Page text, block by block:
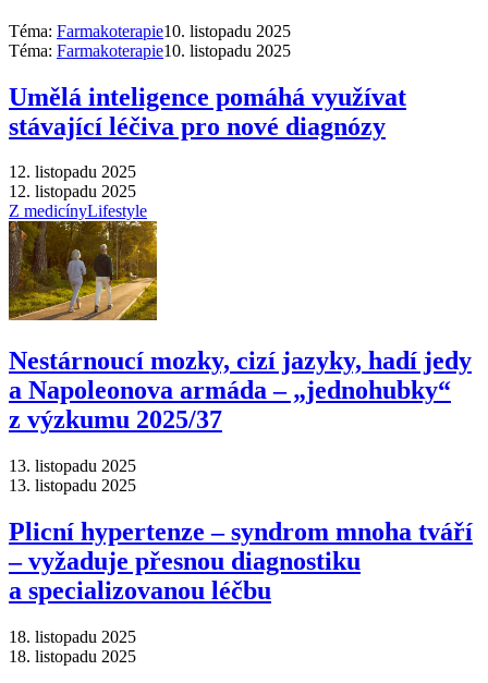
Téma: Farmakoterapie10. listopadu 2025
Téma: Farmakoterapie10. listopadu 2025
Umělá inteligence pomáhá využívat
stávající léčiva pro nové diagnózy
12. listopadu 2025
12. listopadu 2025
Z medicínyLifestyle
Nestárnoucí mozky, cizí jazyky, hadí jedy
a Napoleonova armáda –⁠ „jednohubky“
z výzkumu 2025/37
13. listopadu 2025
13. listopadu 2025
Plicní hypertenze –⁠ syndrom mnoha tváří
–⁠ vyžaduje přesnou diagnostiku
a specializovanou léčbu
18. listopadu 2025
18. listopadu 2025